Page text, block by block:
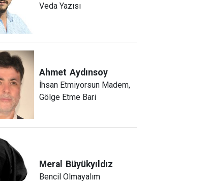
Veda Yazısı
Ahmet Aydınsoy
İhsan Etmiyorsun Madem,
Gölge Etme Bari
Meral Büyükyıldız
Bencil Olmayalım